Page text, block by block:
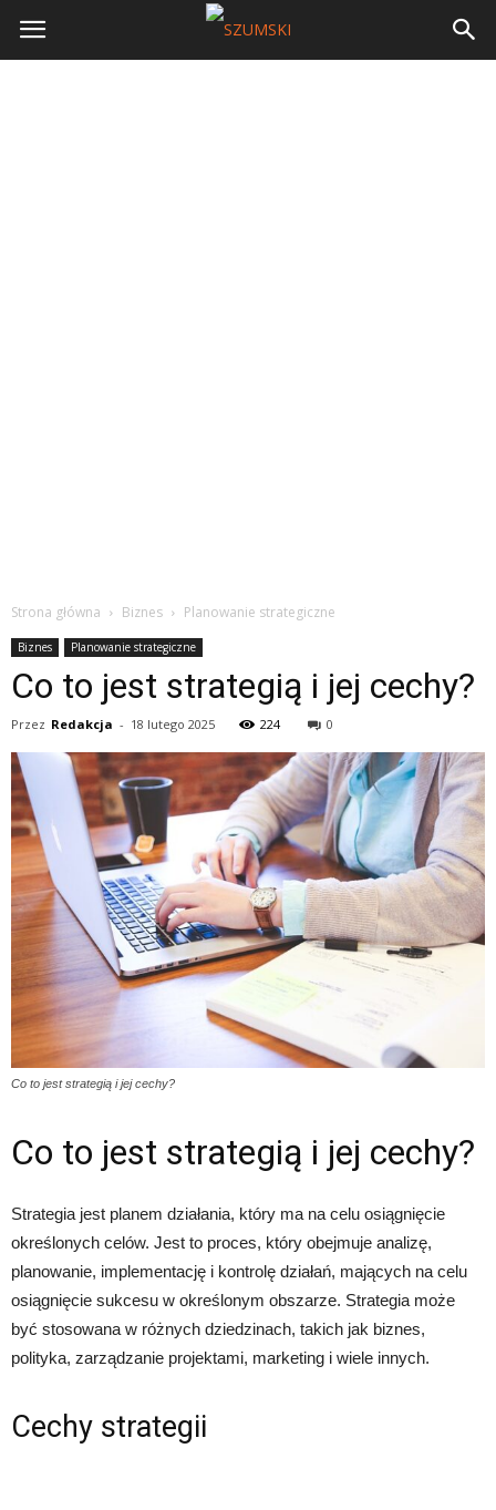
Strona główna Biznes Planowanie strategiczne
Biznes Planowanie strategiczne
Co to jest strategią i jej cechy?
Przez Redakcja - 18 lutego 2025 224 0
Co to jest strategią i jej cechy?
Co to jest strategią i jej cechy?
Strategia jest planem działania, który ma na celu osiągnięcie
określonych celów. Jest to proces, który obejmuje analizę,
planowanie, implementację i kontrolę działań, mających na celu
osiągnięcie sukcesu w określonym obszarze. Strategia może
być stosowana w różnych dziedzinach, takich jak biznes,
polityka, zarządzanie projektami, marketing i wiele innych.
Cechy strategii